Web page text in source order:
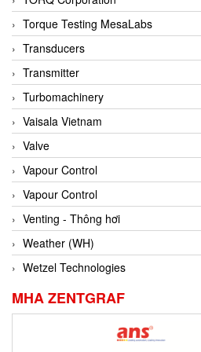
Conch
Conductix/ WAMPFLER
Contrec
Contrinex
Control Solution Minesota
Copeland
Cortem
Cosa Xentaur
Cosil
Coulton
Crouzet
Crowcon
Crutec Dust Zero Vietnam
Torque Testing MesaLabs
Transducers
Transmitter
Turbomachinery
Vaisala Vietnam
Valve
Vapour Control
Vapour Control
Venting - Thông hơi
Weather (WH)
Wetzel Technologies
MHA ZENTGRAF